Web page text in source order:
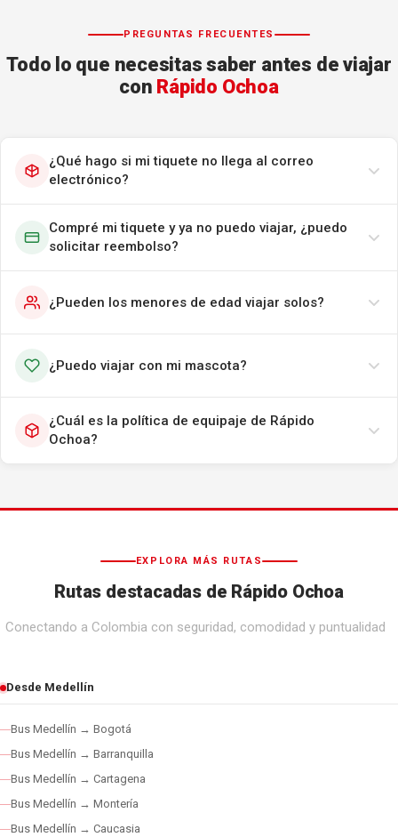
PREGUNTAS FRECUENTES
Todo lo que necesitas saber antes de viajar
con Rápido Ochoa
¿Qué hago si mi tiquete no llega al correo
electrónico?
Compré mi tiquete y ya no puedo viajar, ¿puedo
solicitar reembolso?
¿Pueden los menores de edad viajar solos?
¿Puedo viajar con mi mascota?
¿Cuál es la política de equipaje de Rápido
Ochoa?
EXPLORA MÁS RUTAS
Rutas destacadas de Rápido Ochoa
Conectando a Colombia con seguridad, comodidad y puntualidad
Desde Medellín
Bus Medellín → Bogotá
Bus Medellín → Barranquilla
Bus Medellín → Cartagena
Bus Medellín → Montería
Bus Medellín → Caucasia